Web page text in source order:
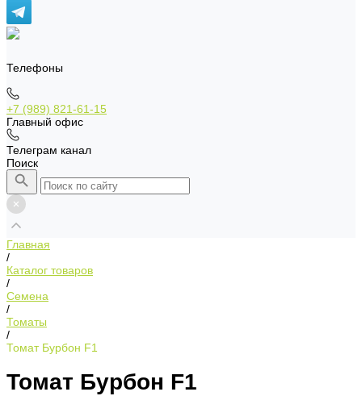
Телефоны
+7 (989) 821-61-15
Главный офис
Телеграм канал
Поиск
Главная
/
Каталог товаров
/
Семена
/
Томаты
/
Томат Бурбон F1
Томат Бурбон F1